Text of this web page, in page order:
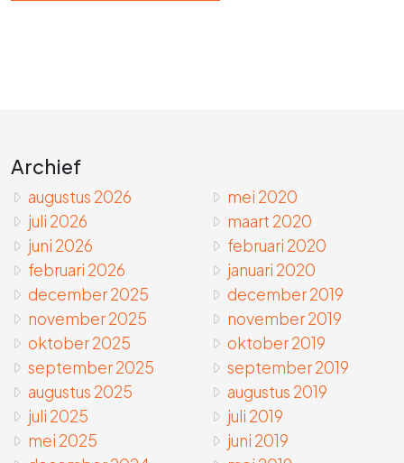
Archief
augustus 2026
juli 2026
juni 2026
februari 2026
december 2025
november 2025
oktober 2025
september 2025
augustus 2025
juli 2025
mei 2025
mei 2020
maart 2020
februari 2020
januari 2020
december 2019
november 2019
oktober 2019
september 2019
augustus 2019
juli 2019
juni 2019